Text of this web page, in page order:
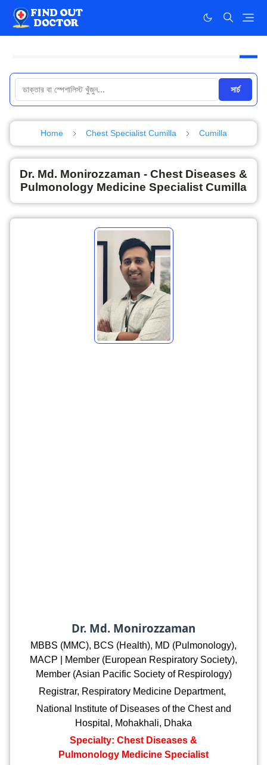
সার্চ
Home Chest Specialist Cumilla Cumilla
Dr. Md. Monirozzaman - Chest Diseases &
Pulmonology Medicine Specialist Cumilla
Dr. Md. Monirozzaman
MBBS (MMC), BCS (Health), MD (Pulmonology),
MACP | Member (European Respiratory Society),
Member (Asian Pacific Society of Respirology)
Registrar, Respiratory Medicine Department,
National Institute of Diseases of the Chest and
Hospital, Mohakhali, Dhaka
Specialty: Chest Diseases &
Pulmonology Medicine Specialist